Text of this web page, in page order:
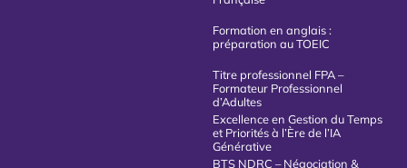
Formation en anglais :
préparation au TOEIC
Titre professionnel FPA –
Formateur Professionnel
d’Adultes
Excellence en Gestion du Temps
et Priorités à l’Ère de l’IA
Générative
BTS NDRC – Négociation &